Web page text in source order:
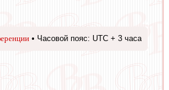
• Часовой пояс: UTC + 3 часа